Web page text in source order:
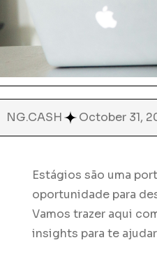
NG.CASH October 31,
Estágios são uma
oportunidade para
Vamos trazer aqui
insights para te